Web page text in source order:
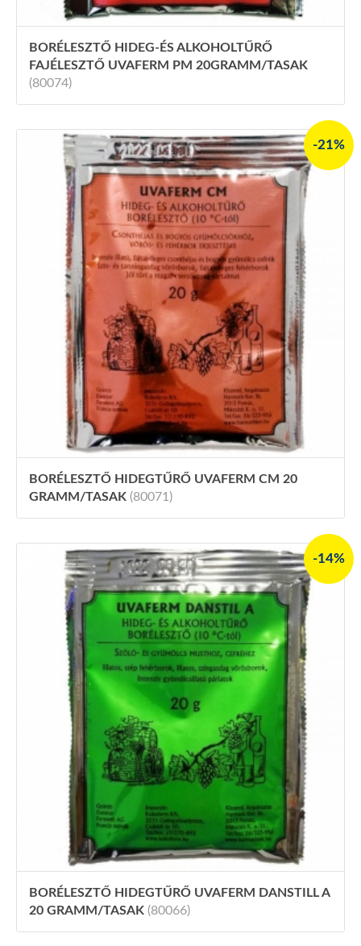
BORÉLESZTŐ HIDEG-ÉS ALKOHOLTŰRŐ
FAJÉLESZTŐ UVAFERM PM 20GRAMM/TASAK
(80074)
-21%
BORÉLESZTŐ HIDEGTŰRŐ UVAFERM CM 20
GRAMM/TASAK (80071)
-14%
BORÉLESZTŐ HIDEGTŰRŐ UVAFERM DANSTILL A
20 GRAMM/TASAK (80066)